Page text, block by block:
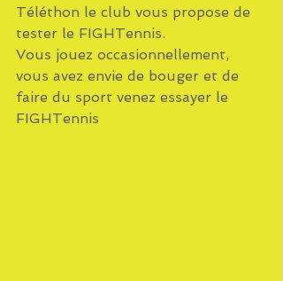
Téléthon le club vous propose de
tester le FIGHTennis.
Vous jouez occasionnellement,
vous avez envie de bouger et de
faire du sport venez essayer le
FIGHTennis